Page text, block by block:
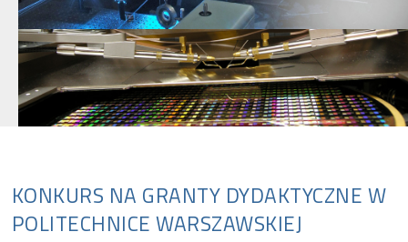
KONKURS NA GRANTY DYDAKTYCZNE W
POLITECHNICE WARSZAWSKIEJ